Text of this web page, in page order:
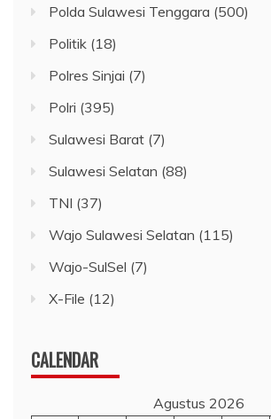
Polda Sulawesi Tenggara (500)
Politik (18)
Polres Sinjai (7)
Polri (395)
Sulawesi Barat (7)
Sulawesi Selatan (88)
TNI (37)
Wajo Sulawesi Selatan (115)
Wajo-SulSel (7)
X-File (12)
CALENDAR
Agustus 2026